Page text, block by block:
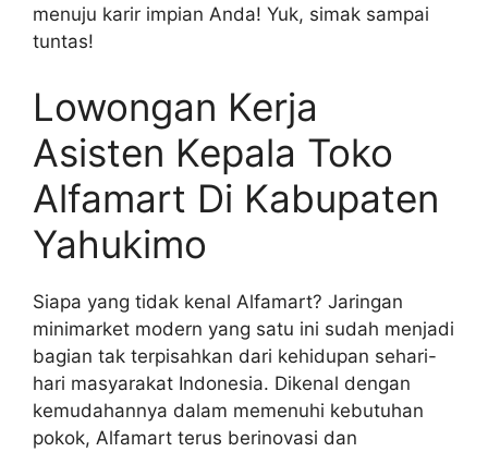
menuju karir impian Anda! Yuk, simak sampai
tuntas!
Lowongan Kerja
Asisten Kepala Toko
Alfamart Di Kabupaten
Yahukimo
Siapa yang tidak kenal Alfamart? Jaringan
minimarket modern yang satu ini sudah menjadi
bagian tak terpisahkan dari kehidupan sehari-
hari masyarakat Indonesia. Dikenal dengan
kemudahannya dalam memenuhi kebutuhan
pokok, Alfamart terus berinovasi dan